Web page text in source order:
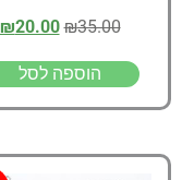
₪35.00
₪20.00
הוספה לסל